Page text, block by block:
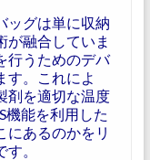
ッグは単に収納
が融合していま
行うためのデバ
す。これによ
剤を適切な温度
機能を利用した
にあるのかをリ
。